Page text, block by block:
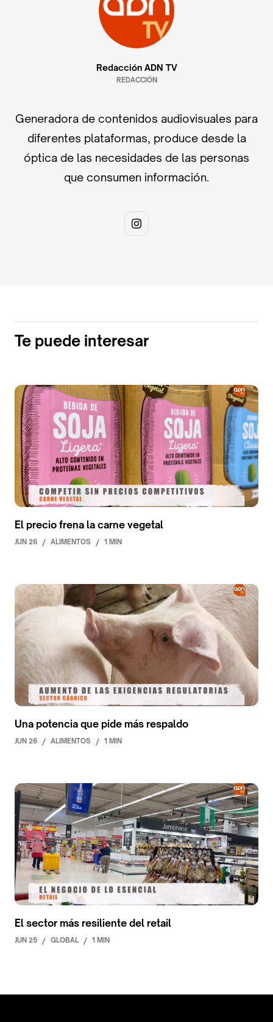
Redacción ADN TV
REDACCIÓN
Generadora de contenidos audiovisuales para
diferentes plataformas, produce desde la
óptica de las necesidades de las personas
que consumen información.
Te puede interesar
El precio frena la carne vegetal
JUN 26 / ALIMENTOS / 1 MIN
Una potencia que pide más respaldo
JUN 26 / ALIMENTOS / 1 MIN
El sector más resiliente del retail
JUN 25 / GLOBAL / 1 MIN